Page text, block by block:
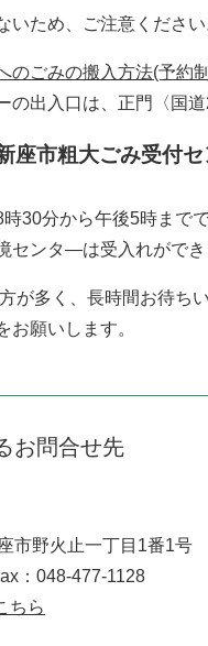
ため、ご注意ください
のごみの搬入方法(予約制
出入口は、正門〈国
座市粗大ごみ受付
30分から午後5時までで
ンタ―は受入れができ
が多く、長時間お待ち
お願いします。
お問合せ先
市野火止一丁目1番1号
：048-477-1128
ちら